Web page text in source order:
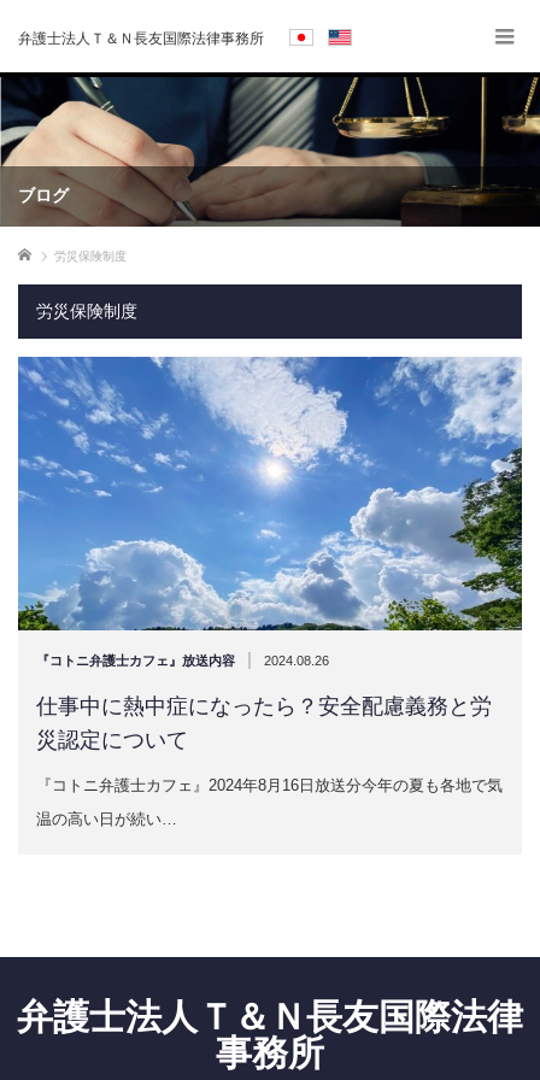
弁護士法人Ｔ＆Ｎ長友国際法律事務所
ブログ
ホーム 労災保険制度
労災保険制度
『コトニ弁護士カフェ』放送内容 | 2024.08.26
仕事中に熱中症になったら？安全配慮義務と労
災認定について
『コトニ弁護士カフェ』2024年8月16日放送分今年の夏も各地で気
温の高い日が続い…
弁護士法人Ｔ＆Ｎ長友国際法律
事務所